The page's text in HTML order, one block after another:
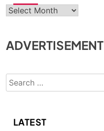
Archives
ADVERTISEMENT
Search
for:
LATEST